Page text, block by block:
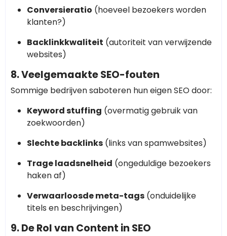
Conversieratio (hoeveel bezoekers worden
klanten?)
Backlinkkwaliteit (autoriteit van verwijzende
websites)
8. Veelgemaakte SEO-fouten
Sommige bedrijven saboteren hun eigen SEO door:
Keyword stuffing (overmatig gebruik van
zoekwoorden)
Slechte backlinks (links van spamwebsites)
Trage laadsnelheid (ongeduldige bezoekers
haken af)
Verwaarloosde meta-tags (onduidelijke
titels en beschrijvingen)
9. De Rol van Content in SEO